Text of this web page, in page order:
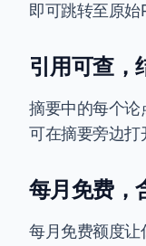
即可跳转至原始
引用可查，
摘要中的每个论
可在摘要旁边打
每月免费，
每月免费额度让